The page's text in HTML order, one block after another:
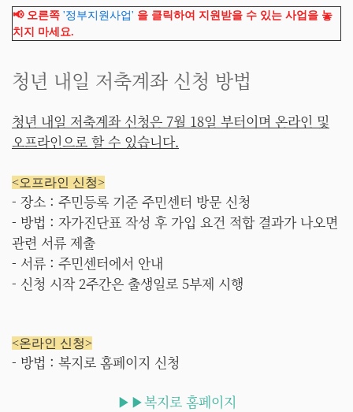
📢 오른쪽 '정부지원사업' 을 클릭하여 지원받을 수 있는 사업을 놓
치지 마세요.
청년 내일 저축계좌 신청 방법
청년 내일 저축계좌 신청은 7월 18일 부터이며 온라인 및
오프라인으로 할 수 있습니다.
<오프라인 신청>
- 장소 : 주민등록 기준 주민센터 방문 신청
- 방법 : 자가진단표 작성 후 가입 요건 적합 결과가 나오면
관련 서류 제출
- 서류 : 주민센터에서 안내
- 신청 시작 2주간은 출생일로 5부제 시행
<온라인 신청>
- 방법 : 복지로 홈페이지 신청
▶▶복지로 홈페이지